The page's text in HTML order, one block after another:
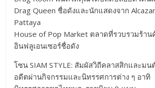
Drag Queen ชื่อดังและนักแสดงจาก
Pattaya
House of Pop Market ตลาดที่รวบรวมร้า
อินฟลูเอนเซอร์ชื่อดัง
โซน SIAM STYLE: สัมผัสวิถีคลาสสิกและม
อดีตผ่านกิจกรรมและนิทรรศการต่าง ๆ อาทิ